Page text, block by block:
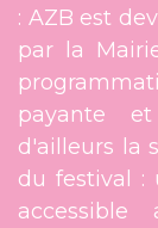
: AZB est
par la
payante
d'ailleurs la
du festival :